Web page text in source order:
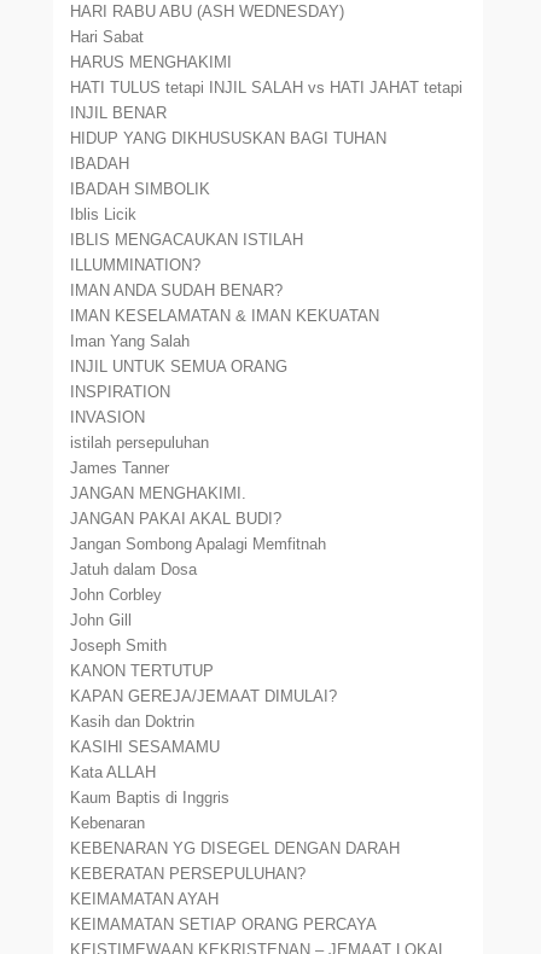
HARI RABU ABU (ASH WEDNESDAY)
Hari Sabat
HARUS MENGHAKIMI
HATI TULUS tetapi INJIL SALAH vs HATI JAHAT tetapi
INJIL BENAR
HIDUP YANG DIKHUSUSKAN BAGI TUHAN
IBADAH
IBADAH SIMBOLIK
Iblis Licik
IBLIS MENGACAUKAN ISTILAH
ILLUMMINATION?
IMAN ANDA SUDAH BENAR?
IMAN KESELAMATAN & IMAN KEKUATAN
Iman Yang Salah
INJIL UNTUK SEMUA ORANG
INSPIRATION
INVASION
istilah persepuluhan
James Tanner
JANGAN MENGHAKIMI.
JANGAN PAKAI AKAL BUDI?
Jangan Sombong Apalagi Memfitnah
Jatuh dalam Dosa
John Corbley
John Gill
Joseph Smith
KANON TERTUTUP
KAPAN GEREJA/JEMAAT DIMULAI?
Kasih dan Doktrin
KASIHI SESAMAMU
Kata ALLAH
Kaum Baptis di Inggris
Kebenaran
KEBENARAN YG DISEGEL DENGAN DARAH
KEBERATAN PERSEPULUHAN?
KEIMAMATAN AYAH
KEIMAMATAN SETIAP ORANG PERCAYA
KEISTIMEWAAN KEKRISTENAN – JEMAAT LOKAL